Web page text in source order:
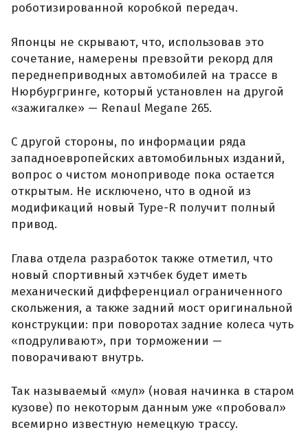
роботизированной коробкой передач.
Японцы не скрывают, что, использовав это
сочетание, намерены превзойти рекорд для
переднеприводных автомобилей на трассе в
Нюрбургринге, который установлен на другой
«зажигалке» — Renaul Megane 265.
С другой стороны, по информации ряда
западноевропейских автомобильных изданий,
вопрос о чистом моноприводе пока остается
открытым. Не исключено, что в одной из
модификаций новый Type-R получит полный
привод.
Глава отдела разработок также отметил, что
новый спортивный хэтчбек будет иметь
механический дифференциал ограниченного
скольжения, а также задний мост оригинальной
конструкции: при поворотах задние колеса чуть
«подруливают», при торможении —
поворачивают внутрь.
Так называемый «мул» (новая начинка в старом
кузове) по некоторым данным уже «пробовал»
всемирно известную немецкую трассу.